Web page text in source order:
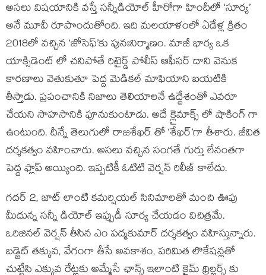
అసలు విషయానికి వస్తే సన్నీడియోల్ హీరోగా హిందీలో ‘సూర్య’
అనే మూవీ రూపొందుతోంది. ఇది మలయాళంలో ఏడేళ్ల క్రితం
2018లో వచ్చిన ‘జోసెఫ్’కు పునఃనిర్మాణం. మాజీ భార్య ఒక
యాక్సిడెంట్ లో చనిపోతే రిటైర్డ్ పోలీస్ ఆఫీసర్ దాని వెనుక
కారణాలు వెతుకుతూ పెద్ద మెడికల్ మాఫియాని బయటికి
తీస్తాడు. ప్రపంచానికి నిజాలు తెలియాలనే ఉద్దేశంతో ఎవరూ
చేయని సాహసానికి పూనుకుంటాడు. అదే క్లైమాక్స్ లో షాకింగ్ గా
ఉంటుంది. దీన్నే తెలుగులో రాజశేఖర్ తో ‘శేఖర్’గా తీశారు. జీవిత
దర్శకత్వం వహించారు. అసలు వచ్చిన సంగతే గుర్తు లేనంతగా
పెద్ద ఫ్లాప్ అయ్యింది. ఇప్పటికీ ఓటిటి వెర్షన్ రిలీజ్ కాలేదు.
గదర్ 2, జాట్ లాంటి కమర్షియల్ సినిమాలతో మంచి ఊపు
మీదున్న సన్నీ డియోల్ ఇప్పుడీ సూర్య చేయడం విచిత్రమే.
ఒరిజినల్ వెర్షన్ తీసిన ఎం పద్మకుమార్ దర్శకత్వం వహిస్తున్నారు.
బడ్జెట్ తక్కువ, వేగంగా తీసే అవకాశం, పరిమిత లొకేషన్లతో
చుట్టేసి ఎక్కువ రేట్లకు అమ్మేసే ఛాన్స్ ఇలాంటి క్రైమ్ థ్రిల్లర్స్ కు